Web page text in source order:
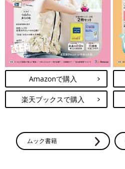
Amazonで購入
楽天ブックスで購入
ムック書籍